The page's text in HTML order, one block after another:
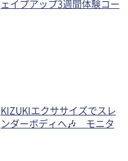
ェイプアップ3週間体験コー
KIZUKIエクササイズでスレ
ンダーボディへ🎶 モニタ